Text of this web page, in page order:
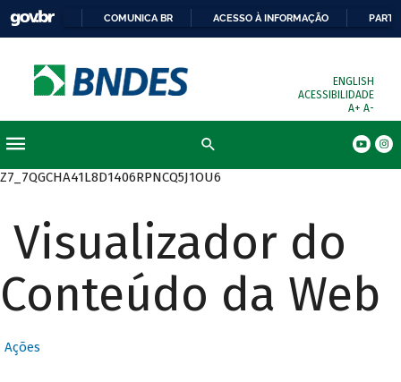
COMUNICA BR ACESSO À INFORMAÇÃO
ENGLISH
ACESSIBILIDADE
A+ A-
Z7_7QGCHA41L8D1406RPNCQ5J1OU6
Visualizador do
Conteúdo da Web
Ações